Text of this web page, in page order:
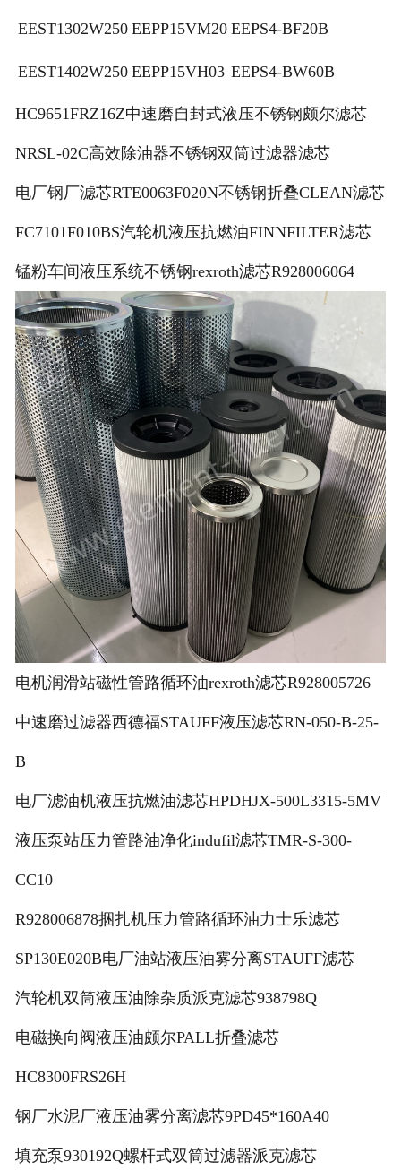
EEST1302W250 EEPP15VM20 EEPS4-BF20B
EEST1402W250 EEPP15VH03 EEPS4-BW60B
HC9651FRZ16Z中速磨自封式液压不锈钢颇尔滤芯
NRSL-02C高效除油器不锈钢双筒过滤器滤芯
电厂钢厂滤芯RTE0063F020N不锈钢折叠CLEAN滤芯
FC7101F010BS汽轮机液压抗燃油FINNFILTER滤芯
锰粉车间液压系统不锈钢rexroth滤芯R928006064
电机润滑站磁性管路循环油rexroth滤芯R928005726
中速磨过滤器西德福STAUFF液压滤芯RN-050-B-25-
B
电厂滤油机液压抗燃油滤芯HPDHJX-500L3315-5MV
液压泵站压力管路油净化indufil滤芯TMR-S-300-
CC10
R928006878捆扎机压力管路循环油力士乐滤芯
SP130E020B电厂油站液压油雾分离STAUFF滤芯
汽轮机双筒液压油除杂质派克滤芯938798Q
电磁换向阀液压油颇尔PALL折叠滤芯
HC8300FRS26H
钢厂水泥厂液压油雾分离滤芯9PD45*160A40
填充泵930192Q螺杆式双筒过滤器派克滤芯